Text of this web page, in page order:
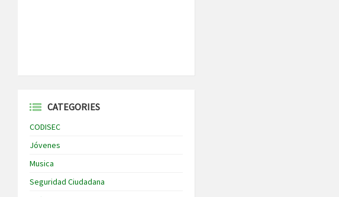
CATEGORIES
CODISEC
Jóvenes
Musica
Seguridad Ciudadana